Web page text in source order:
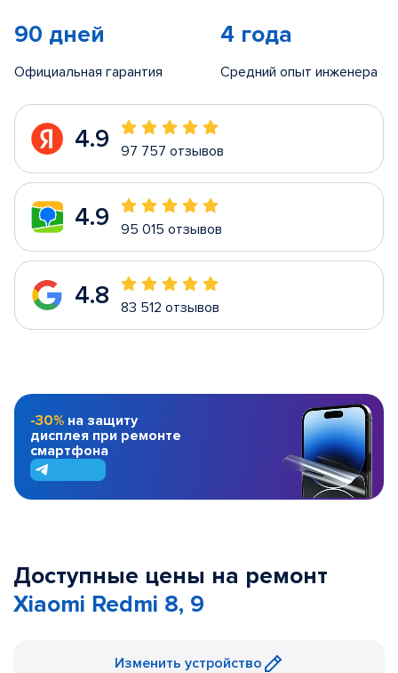
90 дней
Официальная гарантия
4 года
Средний опыт инженера
4.9 97 757 отзывов
4.9 95 015 отзывов
4.8 83 512 отзывов
-30% на защиту
дисплея при ремонте
смартфона
Доступные цены на ремонт
Xiaomi Redmi 8, 9
Изменить устройство